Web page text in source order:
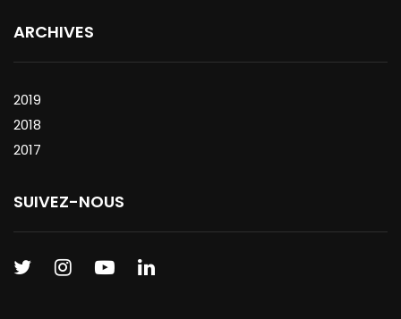
ARCHIVES
2019
2018
2017
SUIVEZ-NOUS